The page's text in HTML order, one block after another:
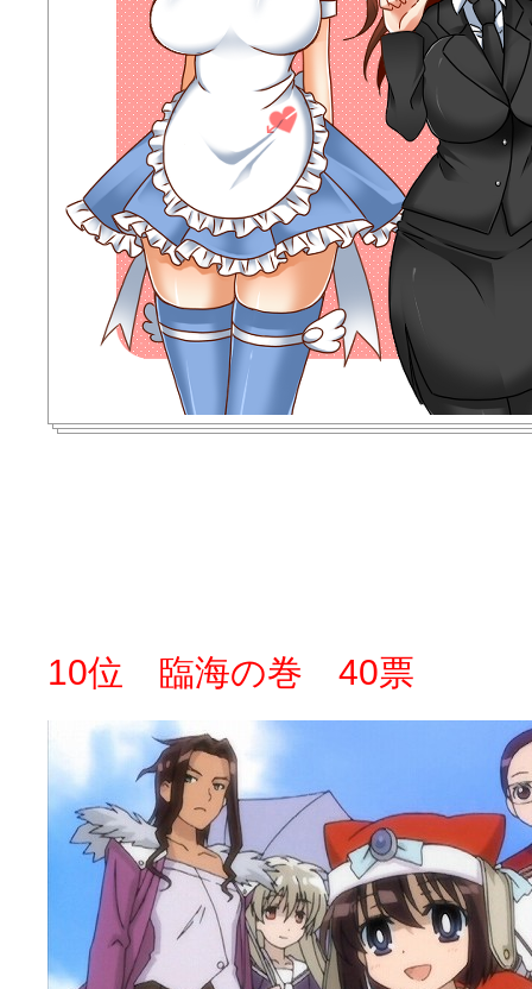
10位 臨海の巻 40票